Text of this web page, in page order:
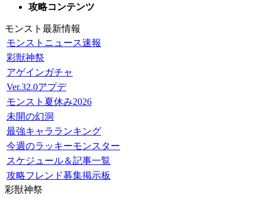
攻略コンテンツ
モンスト最新情報
モンストニュース速報
彩獣神祭
アゲインガチャ
Ver.32.0アプデ
モンスト夏休み2026
未開の幻洞
最強キャラランキング
今週のラッキーモンスター
スケジュール＆記事一覧
攻略フレンド募集掲示板
彩獣神祭